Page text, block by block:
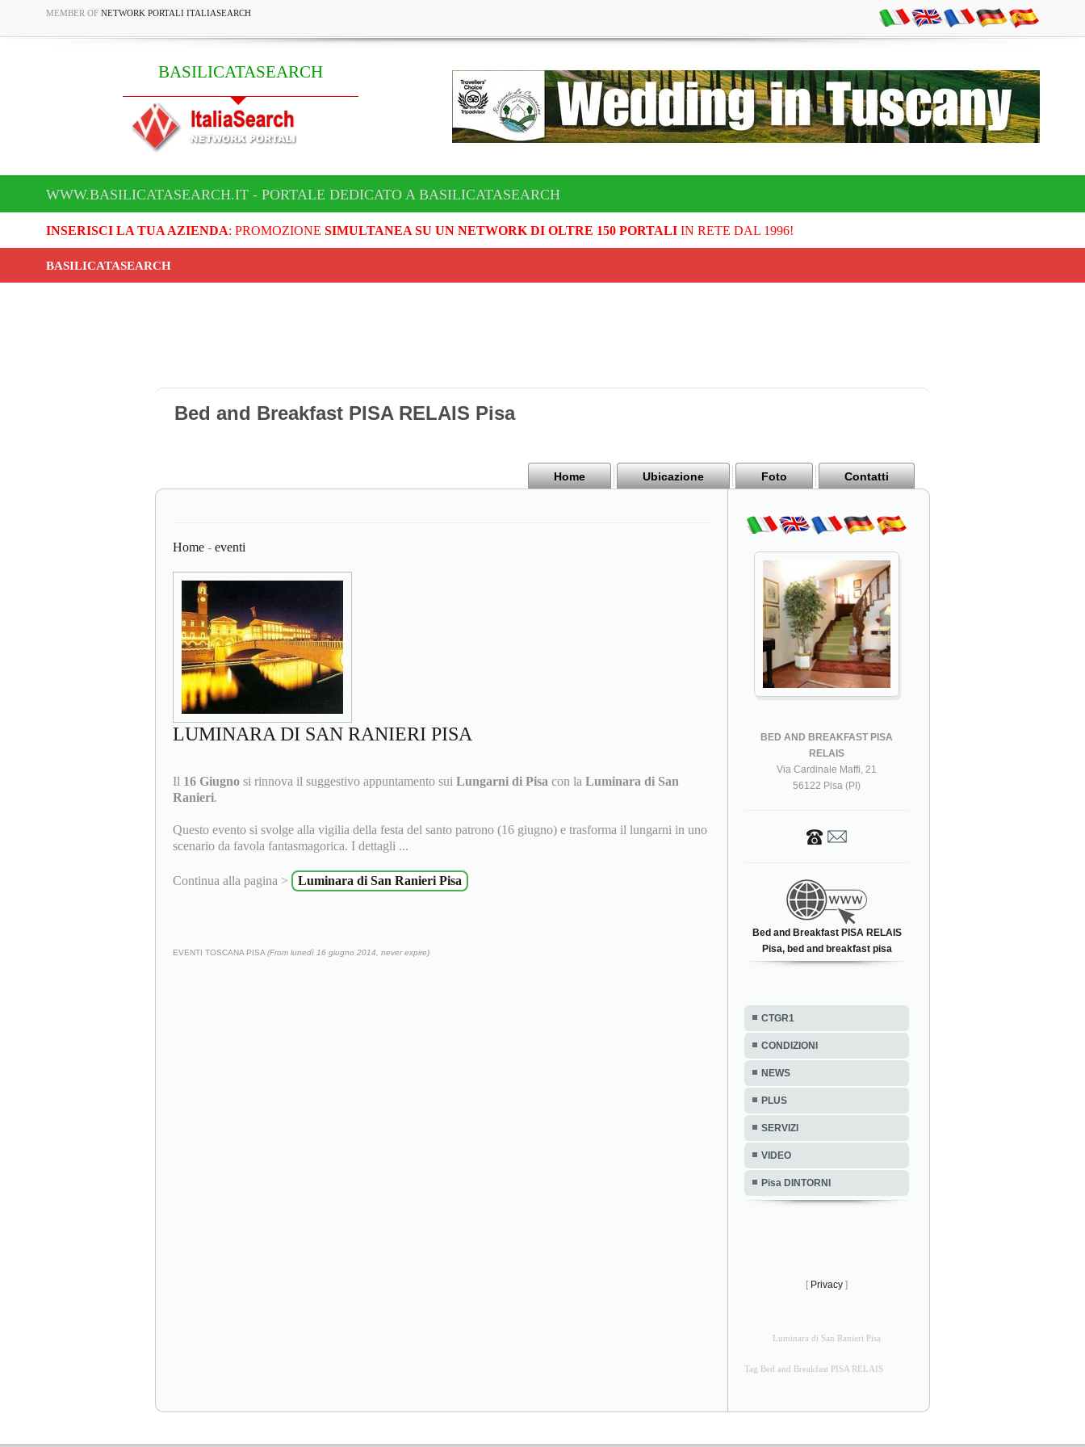
MEMBER OF NETWORK PORTALI ITALIASEARCH
BASILICATASEARCH
WWW.BASILICATASEARCH.IT - PORTALE DEDICATO A BASILICATASEARCH
INSERISCI LA TUA AZIENDA: PROMOZIONE SIMULTANEA SU UN NETWORK DI OLTRE 150 PORTALIIN RETE DAL 1996!
BASILICATASEARCH
Bed and Breakfast PISA RELAIS Pisa
Home Ubicazione Foto Contatti
Home - eventi
LUMINARA DI SAN RANIERI PISA
Il 16 Giugno si rinnova il suggestivo appuntamento sui Lungarni di Pisa con la Luminara di San
Ranieri.
Questo evento si svolge alla vigilia della festa del santo patrono (16 giugno) e trasforma il lungarni in uno
scenario da favola fantasmagorica. I dettagli ...
Continua alla pagina > Luminara di San Ranieri Pisa
EVENTI TOSCANA PISA (From lunedì 16 giugno 2014, never expire)
BED AND BREAKFAST PISA
RELAIS
Via Cardinale Maffi, 21
56122 Pisa (PI)
Bed and Breakfast PISA RELAIS
Pisa, bed and breakfast pisa
CTGR1
CONDIZIONI
NEWS
PLUS
SERVIZI
VIDEO
Pisa DINTORNI
[ Privacy ]
Luminara di San Ranieri Pisa
Tag Bed and Breakfast PISA RELAIS